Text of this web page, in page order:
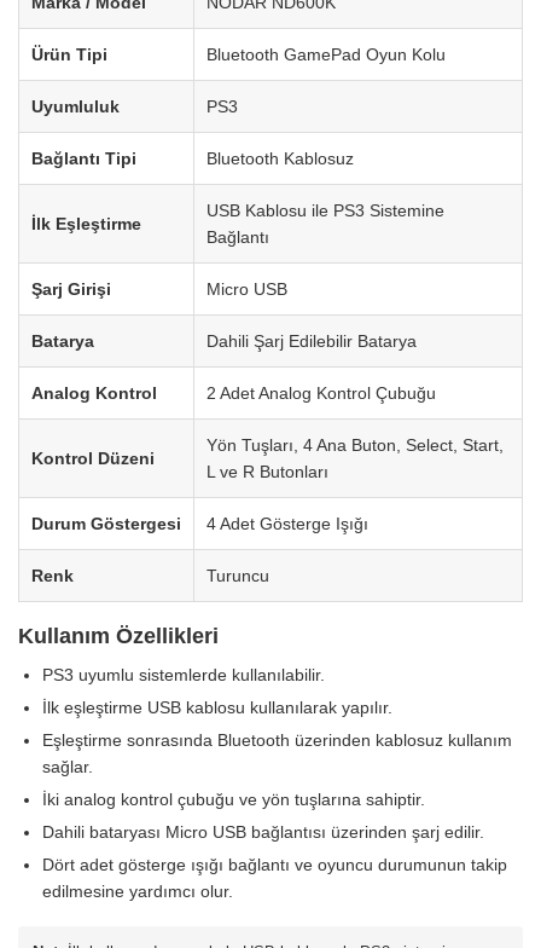
Ürün Tipi Bluetooth GamePad Oyun Kolu
Uyumluluk PS3
Bağlantı Tipi Bluetooth Kablosuz
İlk Eşleştirme
USB Kablosu ile PS3 Sistemine
Bağlantı
Şarj Girişi Micro USB
Batarya Dahili Şarj Edilebilir Batarya
Analog Kontrol 2 Adet Analog Kontrol Çubuğu
Kontrol Düzeni
Yön Tuşları, 4 Ana Buton, Select, Start,
L ve R Butonları
Durum Göstergesi 4 Adet Gösterge Işığı
Renk Turuncu
Kullanım Özellikleri
PS3 uyumlu sistemlerde kullanılabilir.
İlk eşleştirme USB kablosu kullanılarak yapılır.
Eşleştirme sonrasında Bluetooth üzerinden kablosuz kullanım
sağlar.
İki analog kontrol çubuğu ve yön tuşlarına sahiptir.
Dahili bataryası Micro USB bağlantısı üzerinden şarj edilir.
Dört adet gösterge ışığı bağlantı ve oyuncu durumunun takip
edilmesine yardımcı olur.